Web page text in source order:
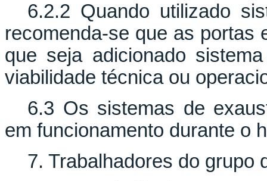
6.2.2 Quando utilizado
recomenda-se que as portas
que seja adicionado
viabilidade técnica ou
6.3 Os sistemas de
em funcionamento durante o
7. Trabalhadores do grupo